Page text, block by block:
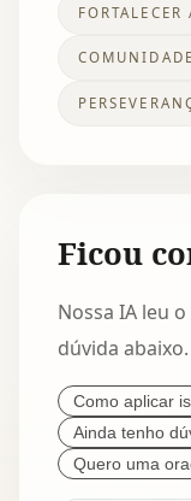
FORTALECER
COMUNIDADE
Ficou
Nossa IA leu
dúvida abaixo.
Como aplicar
Ainda tenho
Quero uma